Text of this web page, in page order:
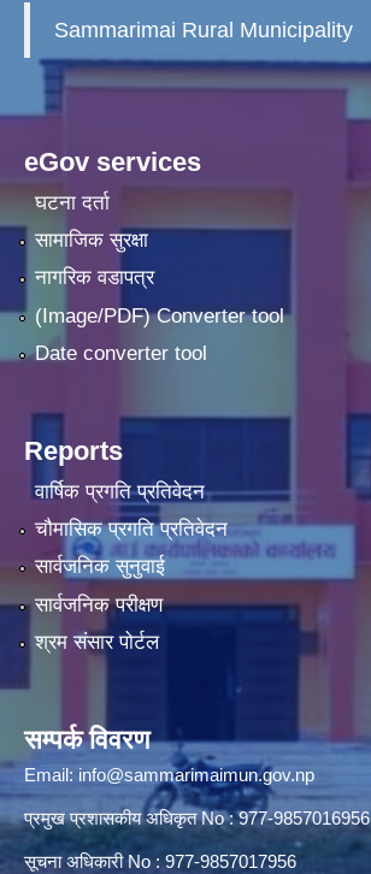
Sammarimai Rural Municipality
eGov services
घटना दर्ता
सामाजिक सुरक्षा
नागरिक वडापत्र
(Image/PDF) Converter tool
Date converter tool
Reports
वार्षिक प्रगति प्रतिवेदन
चौमासिक प्रगति प्रतिवेदन
सार्वजनिक सुनुवाई
सार्वजनिक परीक्षण
श्रम संसार पोर्टल
सम्पर्क विवरण
Email: info@sammarimaimun.gov.np
प्रमुख प्रशासकीय अधिकृत No : 977-9857016956
सूचना अधिकारी No : 977-9857017956